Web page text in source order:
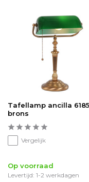
Tafellamp ancilla 6185
brons
Vergelijk
Op voorraad
Levertijd: 1-2 werkdagen